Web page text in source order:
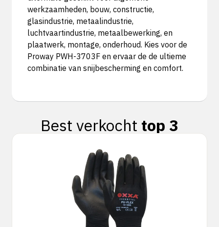
werkzaamheden, bouw, constructie,
glasindustrie, metaalindustrie,
luchtvaartindustrie, metaalbewerking, en
plaatwerk, montage, onderhoud. Kies voor de
Proway PWH-3703F en ervaar de de ultieme
combinatie van snijbescherming en comfort.
Best verkocht top 3